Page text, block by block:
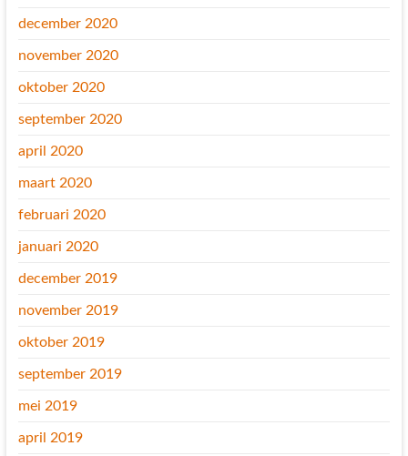
december 2020
november 2020
oktober 2020
september 2020
april 2020
maart 2020
februari 2020
januari 2020
december 2019
november 2019
oktober 2019
september 2019
mei 2019
april 2019